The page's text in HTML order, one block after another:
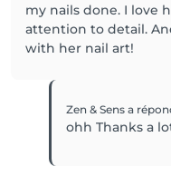
my nails done. I love
attention to detail.
with her nail art!
Zen & Sensa
ohh Thanks a